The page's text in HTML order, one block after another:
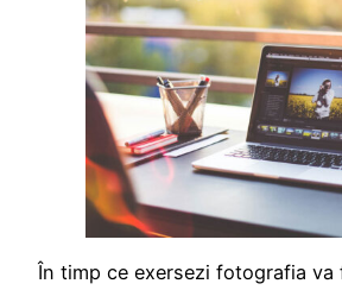
În timp ce exersezi fotografia va